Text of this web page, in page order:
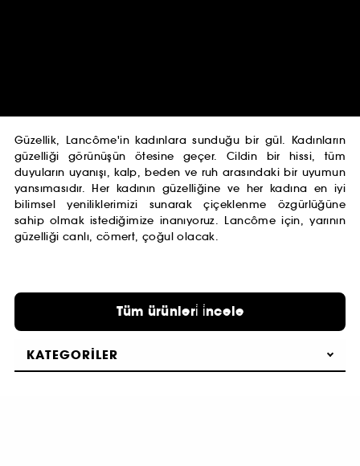
Güzellik, Lancôme'in kadınlara sunduğu bir gül. Kadınların
güzelliği görünüşün ötesine geçer. Cildin bir hissi, tüm
duyuların uyanışı, kalp, beden ve ruh arasındaki bir uyumun
yansımasıdır. Her kadının güzelliğine ve her kadına en iyi
bilimsel yeniliklerimizi sunarak çiçeklenme özgürlüğüne
sahip olmak istediğimize inanıyoruz. Lancôme için, yarının
güzelliği canlı, cömert, çoğul olacak.
Tüm ürünleri̇ i̇ncele
KATEGORILER